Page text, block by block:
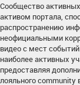
Сообщество
активом портала,
распространению
неофициальными
видео с мест
наиболее активных
предоставляя
лояльного community